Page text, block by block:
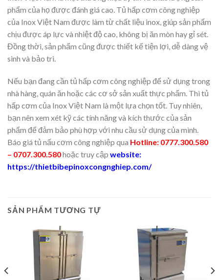
phẩm của họ được đánh giá cao. Tủ hấp cơm công nghiệp
của Inox Việt Nam được làm từ chất liệu inox, giúp sản phẩm
chịu được áp lực và nhiệt độ cao, không bị ăn mòn hay gỉ sét.
Đồng thời, sản phẩm cũng được thiết kế tiện lợi, dễ dàng vệ
sinh và bảo trì.
Nếu bạn đang cần tủ hấp cơm công nghiệp để sử dụng trong
nhà hàng, quán ăn hoặc các cơ sở sản xuất thực phẩm. Thì tủ
hấp cơm của Inox Việt Nam là một lựa chọn tốt. Tuy nhiên,
bạn nên xem xét kỹ các tính năng và kích thước của sản
phẩm để đảm bảo phù hợp với nhu cầu sử dụng của mình.
Báo giá tủ nấu cơm công nghiệp qua Hotline: 0777.300.580
– 0707.300.580hoặc truy cập website:
https://thietbibepinoxcongnghiep.com/
SẢN PHẨM TƯƠNG TỰ